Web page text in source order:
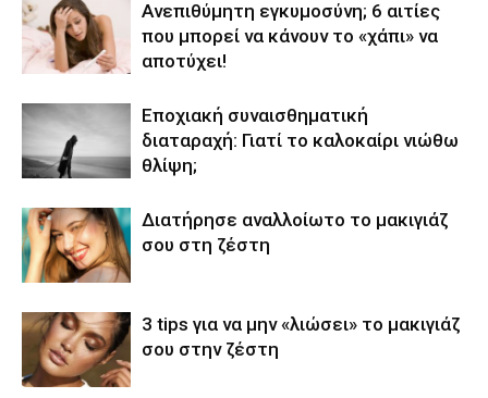
Ανεπιθύμητη εγκυμοσύνη; 6 αιτίες
που μπορεί να κάνουν το «χάπι» να
αποτύχει!
Eποχιακή συναισθηματική
διαταραχή: Γιατί το καλοκαίρι νιώθω
θλίψη;
Διατήρησε αναλλοίωτο το μακιγιάζ
σου στη ζέστη
3 tips για να μην «λιώσει» το μακιγιάζ
σου στην ζέστη